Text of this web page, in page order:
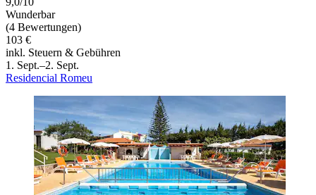
Wunderbar
(4 Bewertungen)
103 €
inkl. Steuern & Gebühren
1. Sept.–2. Sept.
Residencial Romeu